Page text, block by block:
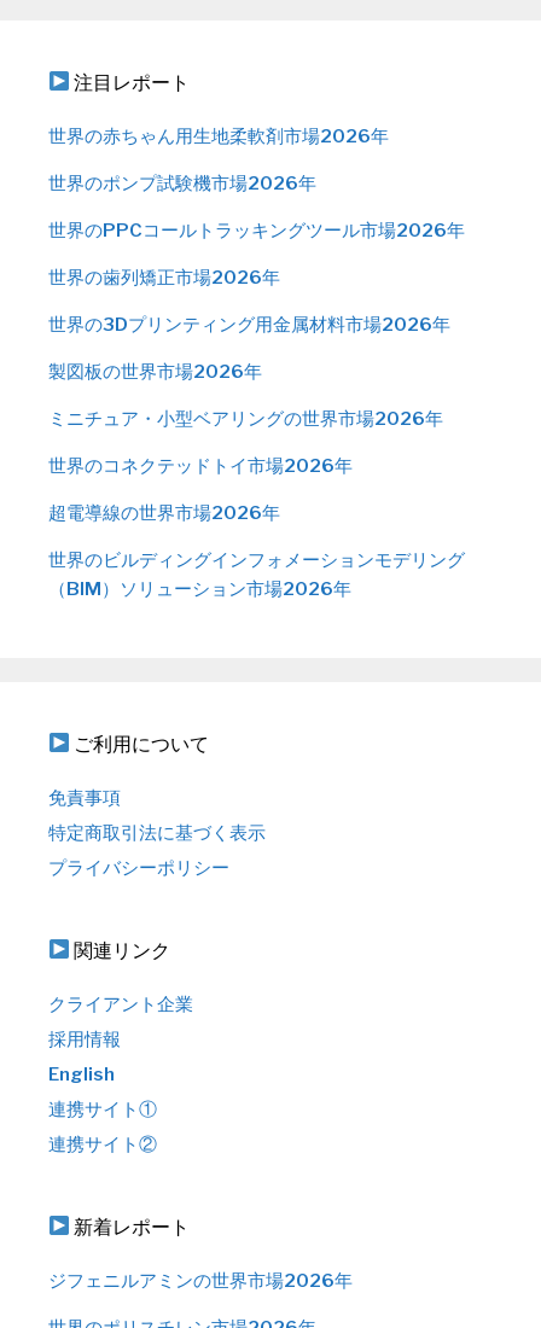
注目レポート
世界の赤ちゃん用生地柔軟剤市場2026年
世界のポンプ試験機市場2026年
世界のPPCコールトラッキングツール市場2026年
世界の歯列矯正市場2026年
世界の3Dプリンティング用金属材料市場2026年
製図板の世界市場2026年
ミニチュア・小型ベアリングの世界市場2026年
世界のコネクテッドトイ市場2026年
超電導線の世界市場2026年
世界のビルディングインフォメーションモデリング
（BIM）ソリューション市場2026年
ご利用について
免責事項
特定商取引法に基づく表示
プライバシーポリシー
関連リンク
クライアント企業
採用情報
English
連携サイト①
連携サイト②
新着レポート
ジフェニルアミンの世界市場2026年